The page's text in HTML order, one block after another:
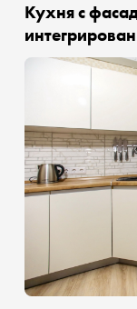
Кухня с